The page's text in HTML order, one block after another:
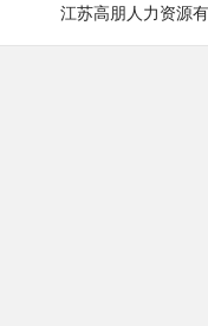
江苏高朋人力资源